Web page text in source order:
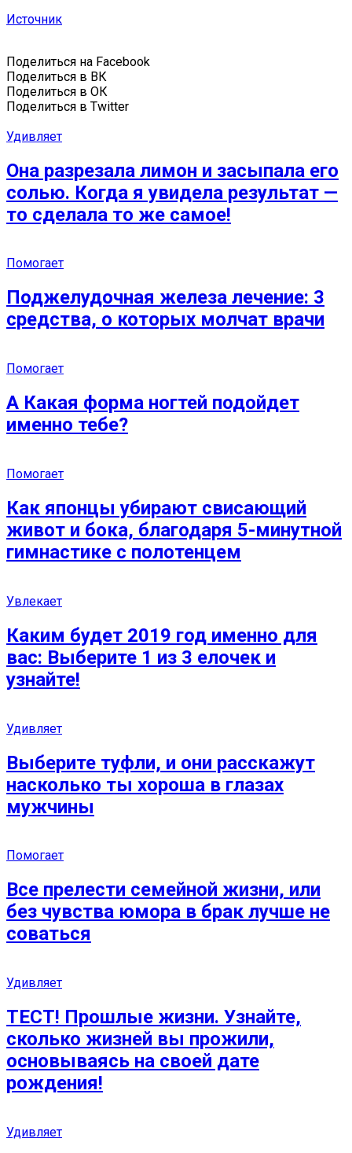
Источник
Поделиться на Facebook
Поделиться в ВК
Поделиться в ОК
Поделиться в Twitter
Удивляет
Она разрезала лимон и засыпала его
солью. Когда я увидела результат —
то сделала то же самое!
Помогает
Поджелудочная железа лечение: 3
средства, о которых молчат врачи
Помогает
А Какая форма ногтей подойдет
именно тебе?
Помогает
Как японцы убирают свисающий
живот и бока, благодаря 5-минутной
гимнастике с полотенцем
Увлекает
Каким будет 2019 год именно для
вас: Выберите 1 из 3 елочек и
узнайте!
Удивляет
Выберите туфли, и они расскажут
насколько ты хороша в глазах
мужчины
Помогает
Все прелести семейной жизни, или
без чувства юмора в брак лучше не
соваться
Удивляет
ТЕСТ! Прошлые жизни. Узнайте,
сколько жизней вы прожили,
основываясь на своей дате
рождения!
Удивляет